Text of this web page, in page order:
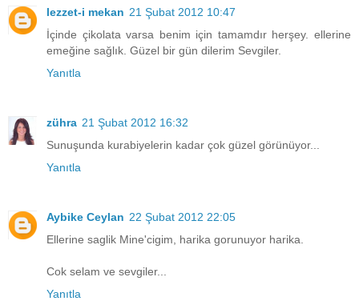
lezzet-i mekan 21 Şubat 2012 10:47
İçinde çikolata varsa benim için tamamdır herşey. ellerine
emeğine sağlık. Güzel bir gün dilerim Sevgiler.
Yanıtla
zühra 21 Şubat 2012 16:32
Sunuşunda kurabiyelerin kadar çok güzel görünüyor...
Yanıtla
Aybike Ceylan 22 Şubat 2012 22:05
Ellerine saglik Mine'cigim, harika gorunuyor harika.
Cok selam ve sevgiler...
Yanıtla